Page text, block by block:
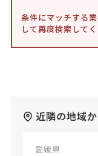
条件にマッチする
して再度検索してく
近隣の地域
愛媛県